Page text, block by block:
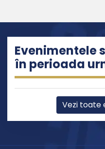
Evenimentele
în perioada
Vezi toate